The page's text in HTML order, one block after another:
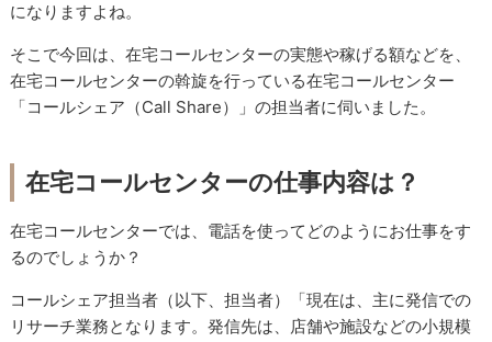
になりますよね。
そこで今回は、在宅コールセンターの実態や稼げる額などを、
在宅コールセンターの斡旋を行っている在宅コールセンター
「コールシェア（Call Share）」の担当者に伺いました。
在宅コールセンターの仕事内容は？
在宅コールセンターでは、電話を使ってどのようにお仕事をす
るのでしょうか？
コールシェア担当者（以下、担当者）「現在は、主に発信での
リサーチ業務となります。発信先は、店舗や施設などの小規模